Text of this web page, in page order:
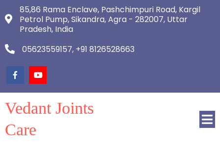
85,86 Rama Enclave, Pashchimpuri Road, Kargil
Petrol Pump, Sikandra, Agra - 282007, Uttar
Pradesh, India
05623559157, +91 8126528663
Vedant Joints
Care